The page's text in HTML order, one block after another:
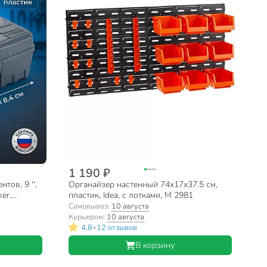
9 '',
1 190 ₽
Органайзер настенный 74х17х37.5 см,
пластик, Idea, с лотками, М 2981
Самовывоз: 10 августа
Курьером: 10 августа
4.8•12 отзывов
В корзину